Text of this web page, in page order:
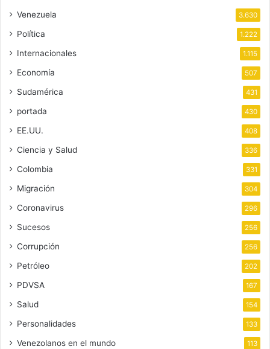
Venezuela 3.630
Política 1.222
Internacionales 1.115
Economía 507
Sudamérica 431
portada 430
EE.UU. 408
Ciencia y Salud 336
Colombia 331
Migración 304
Coronavirus 296
Sucesos 256
Corrupción 256
Petróleo 202
PDVSA 167
Salud 154
Personalidades 133
Venezolanos en el mundo 113